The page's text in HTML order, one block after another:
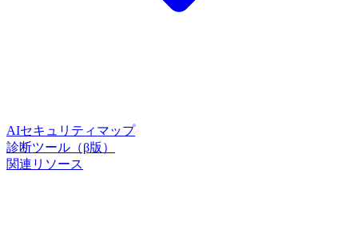
AIセキュリティマップ
診断ツール（β版）
関連リソース